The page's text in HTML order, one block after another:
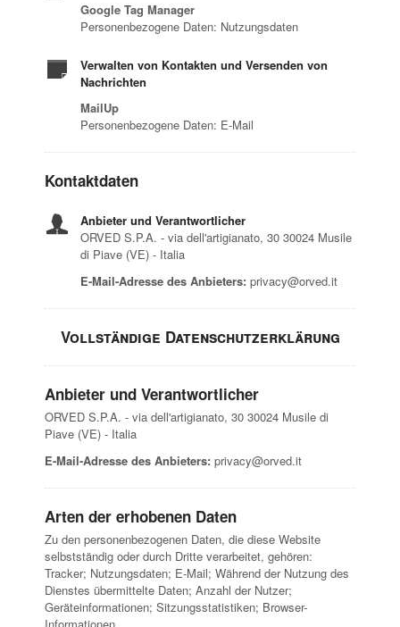
Google Tag Manager
Personenbezogene Daten: Nutzungsdaten
Verwalten von Kontakten und Versenden von
Nachrichten
MailUp
Personenbezogene Daten: E-Mail
Kontaktdaten
Anbieter und Verantwortlicher
ORVED S.P.A. - via dell'artigianato, 30 30024 Musile
di Piave (VE) - Italia
E-Mail-Adresse des Anbieters: privacy@orved.it
Vollständige Datenschutzerklärung
Anbieter und Verantwortlicher
ORVED S.P.A. - via dell'artigianato, 30 30024 Musile di
Piave (VE) - Italia
E-Mail-Adresse des Anbieters: privacy@orved.it
Arten der erhobenen Daten
Zu den personenbezogenen Daten, die diese Website
selbstständig oder durch Dritte verarbeitet, gehören:
Tracker; Nutzungsdaten; E-Mail; Während der Nutzung des
Dienstes übermittelte Daten; Anzahl der Nutzer;
Geräteinformationen; Sitzungsstatistiken; Browser-